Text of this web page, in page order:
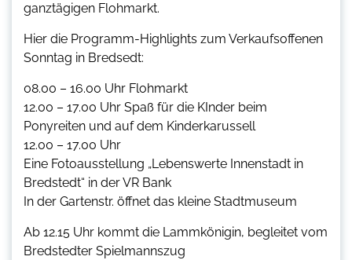
ganztägigen Flohmarkt.
Hier die Programm-Highlights zum Verkaufsoffenen
Sonntag in Bredsedt:
08.00 – 16.00 Uhr Flohmarkt
12.00 – 17.00 Uhr Spaß für die KInder beim
Ponyreiten und auf dem Kinderkarussell
12.00 – 17.00 Uhr
Eine Fotoausstellung „Lebenswerte Innenstadt in
Bredstedt“ in der VR Bank
In der Gartenstr. öffnet das kleine Stadtmuseum
Ab 12.15 Uhr kommt die Lammkönigin, begleitet vom
Bredstedter Spielmannszug